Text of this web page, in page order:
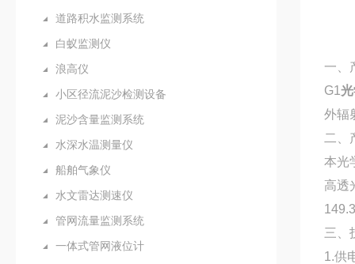
道路积水监测系统
白蚁监测仪
浪高仪
小区径流泥沙检测设备
泥沙含量监测系统
水深水温测量仪
船舶气象仪
水文雷达测速仪
管网流量监测系统
一体式管网液位计
一、
G1
外辐
二、
本光
高透
三、
1.供